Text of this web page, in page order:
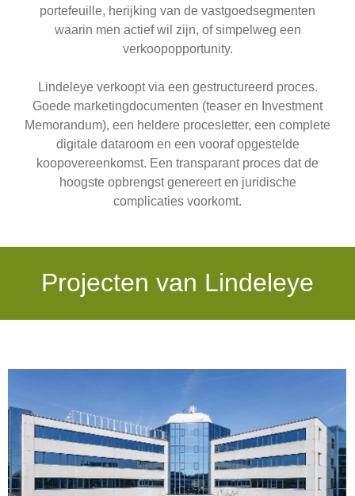
portefeuille, herijking van de vastgoedsegmenten
waarin men actief wil zijn, of simpelweg een
verkoopopportunity.
Lindeleye verkoopt via een gestructureerd proces.
Goede marketingdocumenten (teaser en Investment
Memorandum), een heldere procesletter, een complete
digitale dataroom en een vooraf opgestelde
koopovereenkomst. Een transparant proces dat de
hoogste opbrengst genereert en juridische
complicaties voorkomt.
Projecten van Lindeleye